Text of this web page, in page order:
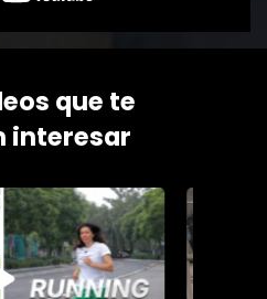
que te
interesar